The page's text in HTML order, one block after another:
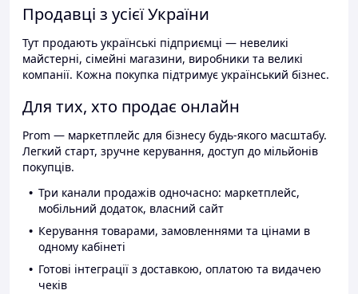
Продавці з усієї України
Тут продають українські підприємці — невеликі
майстерні, сімейні магазини, виробники та великі
компанії. Кожна покупка підтримує український бізнес.
Для тих, хто продає онлайн
Prom — маркетплейс для бізнесу будь-якого масштабу.
Легкий старт, зручне керування, доступ до мільйонів
покупців.
Три канали продажів одночасно: маркетплейс,
мобільний додаток, власний сайт
Керування товарами, замовленнями та цінами в
одному кабінеті
Готові інтеграції з доставкою, оплатою та видачею
чеків